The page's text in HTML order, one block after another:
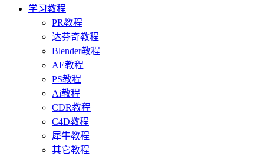
学习教程
PR教程
达芬奇教程
Blender教程
AE教程
PS教程
Ai教程
CDR教程
C4D教程
犀牛教程
其它教程